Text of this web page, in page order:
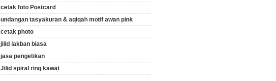
cetak foto Postcard
undangan tasyakuran & aqiqah motif awan pink
cetak photo
jilid lakban biasa
jasa pengetikan
Jilid spiral ring kawat